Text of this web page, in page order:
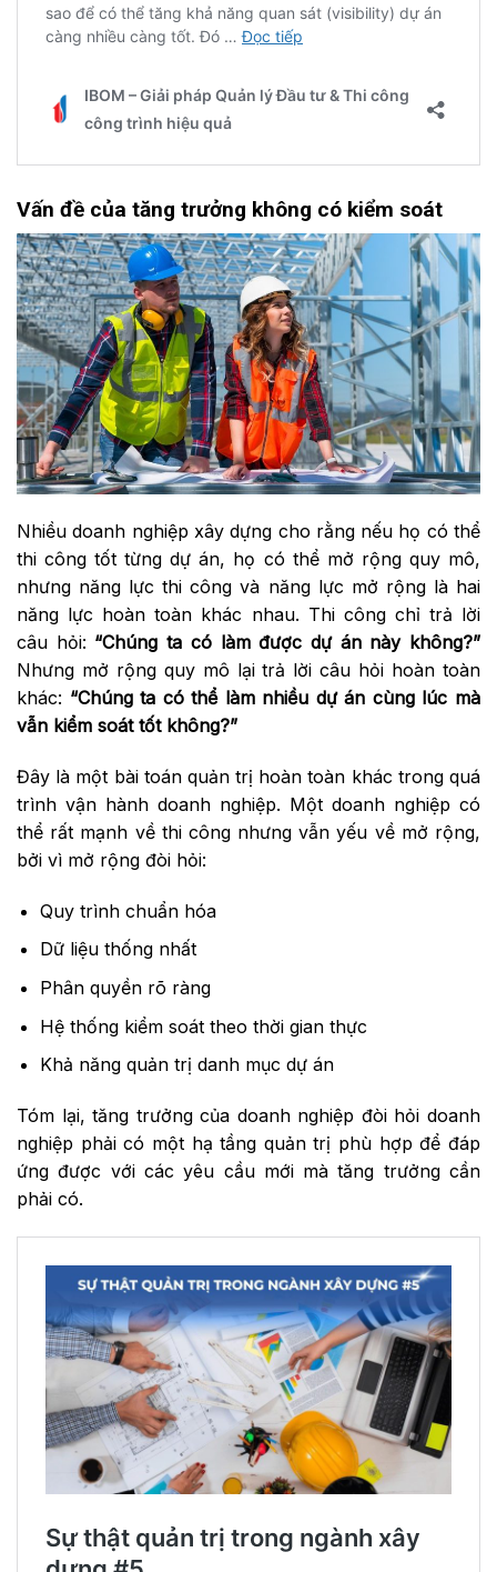
Vấn đề của tăng trưởng không có kiểm soát
Nhiều doanh nghiệp xây dựng cho rằng nếu họ có thể
thi công tốt từng dự án, họ có thể mở rộng quy mô,
nhưng năng lực thi công và năng lực mở rộng là hai
năng lực hoàn toàn khác nhau. Thi công chỉ trả lời
câu hỏi: “Chúng ta có làm được dự án này không?”
Nhưng mở rộng quy mô lại trả lời câu hỏi hoàn toàn
khác: “Chúng ta có thể làm nhiều dự án cùng lúc mà
vẫn kiểm soát tốt không?”
Đây là một bài toán quản trị hoàn toàn khác trong quá
trình vận hành doanh nghiệp. Một doanh nghiệp có
thể rất mạnh về thi công nhưng vẫn yếu về mở rộng,
bởi vì mở rộng đòi hỏi:
Quy trình chuẩn hóa
Dữ liệu thống nhất
Phân quyền rõ ràng
Hệ thống kiểm soát theo thời gian thực
Khả năng quản trị danh mục dự án
Tóm lại, tăng trưởng của doanh nghiệp đòi hỏi doanh
nghiệp phải có một hạ tầng quản trị phù hợp để đáp
ứng được với các yêu cầu mới mà tăng trưởng cần
phải có.